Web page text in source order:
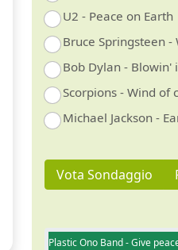
U2 - Peace on Earth
Bruce Springsteen -
Bob Dylan - Blowin'
Scorpions - Wind of
Michael Jackson -
Vota Sondaggio
Plastic Ono Band - Give